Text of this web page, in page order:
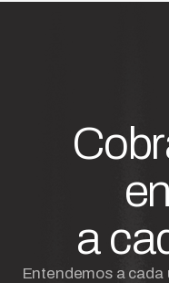
a
Entendemos a